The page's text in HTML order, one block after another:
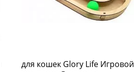
для кошек Glory Life Игровой